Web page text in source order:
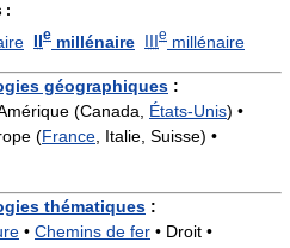
:
IIe millénaire IIIe millénaire
géographiques :
(Canada, États-Unis) •
(France, Italie, Suisse) •
thématiques :
• Chemins de fer • Droit •